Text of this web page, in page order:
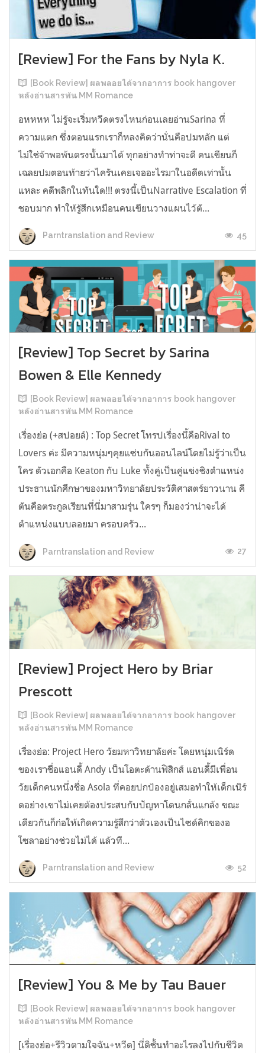
[Review] For the Fans by Nyla K.
[Book Review] ผลพลอยได้จากอาการ book hangover
หลังอ่านสารพัน MM Romance
อหหหห ไม่รู้จะเริ่มหวีดตรงไหนก่อนเลยอ่านSarina ที่
ความแตก ซึ่งตอนแรกเราก็หลงคิดว่านั่นคือปมหลัก แต่
ไม่ใช่จ้าพอพ้นตรงนั้นมาได้ ทุกอย่างทำท่าจะดี คนเขียนก็
เฉลยปมตอนท้ายว่าไครันเคยเจออะไรมาในอดีตเท่านั้น
แหละ คดีพลิกในทันใด!!! ตรงนี้เป็นNarrative Escalation ที่
ชอบมาก ทำให้รู้สึกเหมือนคนเขียนวางแผนไว้ตั...
Parntranslation and Review 45
[Review] Top Secret by Sarina
Bowen & Elle Kennedy
[Book Review] ผลพลอยได้จากอาการ book hangover
หลังอ่านสารพัน MM Romance
เรื่องย่อ (+สปอยล์) : Top Secret โทรปเรื่องนี้คือRival to
Lovers ค่ะ มีความหนุ่มๆคุยแซ่บกันออนไลน์โดยไม่รู้ว่าเป็น
ใคร ตัวเอกคือ Keaton กับ Luke ทั้งคู่เป็นคู่แข่งชิงตำแหน่ง
ประธานนักศึกษาของมหาวิทยาลัยประวัติศาสตร์ยาวนาน คี
ตันคือตระกูลเรียนที่นี่มาสามรุ่น ใครๆ ก็มองว่าน่าจะได้
ตำแหน่งแบบลอยมา ครอบครัว...
Parntranslation and Review 27
[Review] Project Hero by Briar
Prescott
[Book Review] ผลพลอยได้จากอาการ book hangover
หลังอ่านสารพัน MM Romance
เรื่องย่อ: Project Hero วัยมหาวิทยาลัยค่ะ โดยหนุ่มเนิร์ด
ของเราชื่อแอนดี้ Andy เป็นโอตะด้านฟิสิกส์ แอนดี้มีเพื่อน
วัยเด็กคนหนึ่งชื่อ Asola ที่คอยปกป้องอยู่เสมอทำให้เด็กเนิร์
ดอย่างเขาไม่เคยต้องประสบกับปัญหาโดนกลั่นแกล้ง ขณะ
เดียวกันก็ก่อให้เกิดความรู้สึกว่าตัวเองเป็นไซด์คิกของอ
โซลาอย่างช่วยไม่ได้ แล้วที...
Parntranslation and Review 52
[Review] You & Me by Tau Bauer
[Book Review] ผลพลอยได้จากอาการ book hangover
หลังอ่านสารพัน MM Romance
[เรื่องย่อ+รีวิวตามใจฉัน+หวีด] นี่ดิชั้นทำอะไรลงไปกับชีวิต